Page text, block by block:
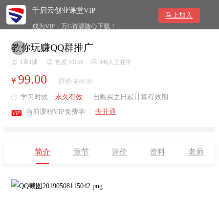
千启云创业课堂VIP
成为VIP，万G资源随心下载！
马上加入

教你玩赚QQ群推广
 1章1课  热度 10156  846人正在学
¥ 99.00 原价 ¥99.00
 学习时效 : 永久有效 自购买之日起计算有效期
 当前课程VIP免费学 去开通
简介 章节 评价 资料 老师